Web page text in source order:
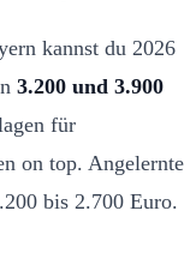
kannst du 2026
3.200 und 3.900
für
on top. Angelernte
bis 2.700 Euro.